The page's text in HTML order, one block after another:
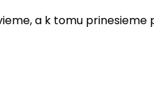
a k tomu